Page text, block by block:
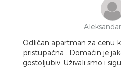
Odličan apartman za cenu
pristupačna . Domaćin je
gostoljubiv. Uživali smo i